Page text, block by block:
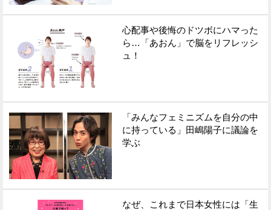
心配事や後悔のドツボにハマった
ら…「あおん」で脳をリフレッシ
ュ！
「みんなフェミニズムを自分の中
に持っている」田嶋陽子に議論を
学ぶ
なぜ、これまで日本女性には「生